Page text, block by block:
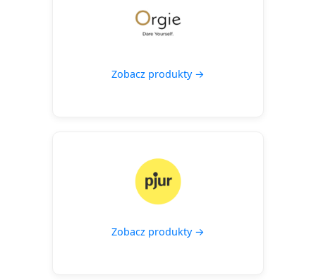
Zobacz produkty →
Zobacz produkty →